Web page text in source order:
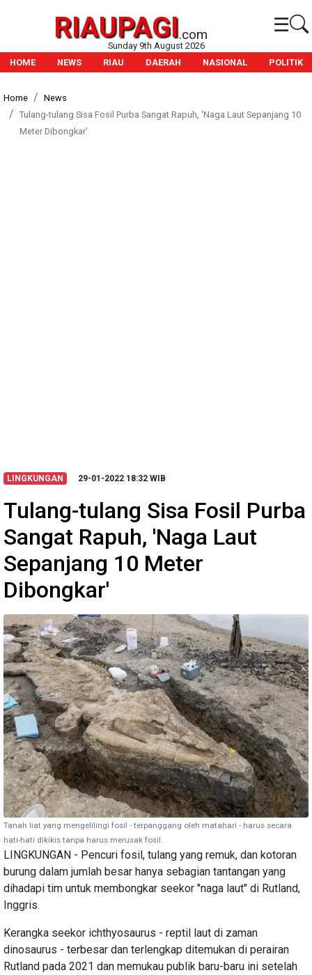
RIAUPAGI.com ☰
Sunday 9th August 2026
HOME
NEWS RIAU DAERAH NASIONAL POLITIK
Home
News
Tulang-tulang Sisa Fosil Purba Sangat Rapuh, 'Naga Laut Sepanjang 10
Meter Dibongkar'
LINGKUNGAN 29-01-2022 18:32 WIB
Tulang-tulang Sisa Fosil Purba
Sangat Rapuh, 'Naga Laut
Sepanjang 10 Meter
Dibongkar'
Tanah liat yang mengelilingi fosil - terpanggang oleh matahari - harus secara
hati-hati dikikis tanpa harus merusak fosil.
LINGKUNGAN - Pencuri fosil, tulang yang remuk, dan kotoran
burung dalam jumlah besar hanya sebagian tantangan yang
dihadapi tim untuk membongkar seekor "naga laut" di Rutland,
Inggris.
Kerangka seekor ichthyosaurus - reptil laut di zaman
dinosaurus - terbesar dan terlengkap ditemukan di perairan
Rutland pada 2021 dan memukau publik baru-baru ini setelah